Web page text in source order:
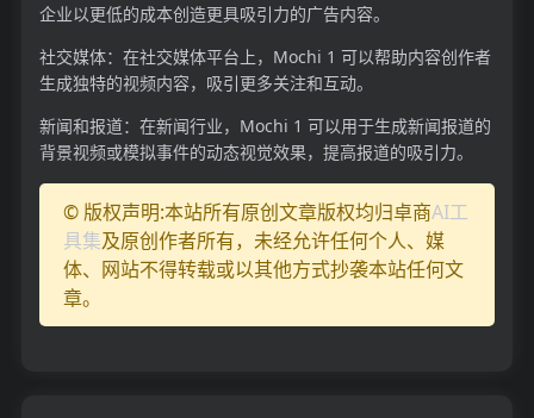
企业以更低的成本创造更具吸引力的广告内容。
社交媒体：在社交媒体平台上，Mochi 1 可以帮助内容创作者
生成独特的视频内容，吸引更多关注和互动。
新闻和报道：在新闻行业，Mochi 1 可以用于生成新闻报道的
背景视频或模拟事件的动态视觉效果，提高报道的吸引力。
© 版权声明:本站所有原创文章版权均归卓商AI工
具集及原创作者所有，未经允许任何个人、媒
体、网站不得转载或以其他方式抄袭本站任何文
章。